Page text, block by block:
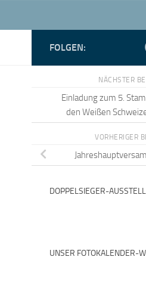
FOLGEN:
NÄCHSTER
Einladung zum 5.
den Weißen
VORHERIGER
DOPPELSIEGER-
UNSER FOTOKALENDER-